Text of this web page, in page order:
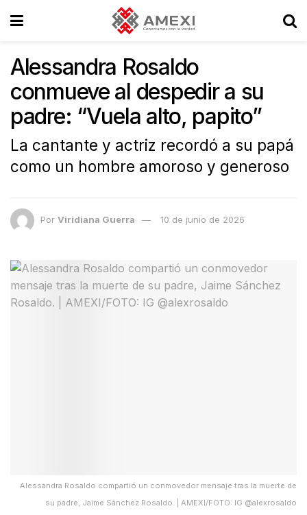
Alessandra Rosaldo
conmueve al despedir a su
padre: “Vuela alto, papito”
La cantante y actriz recordó a su papá
como un hombre amoroso y generoso
Por Viridiana Guerra 10 de junio de 2026
Alessandra Rosaldo compartió un conmovedor mensaje tras la muerte de
su padre, Jaime Sánchez Rosaldo. | AMEXI/FOTO: IG @alexrosaldo